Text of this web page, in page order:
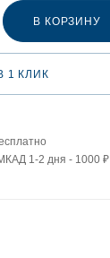
В КОРЗИНУ
1 КЛИК
1-2 дня - 1000 ₽